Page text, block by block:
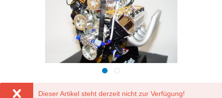
Dieser Artikel steht derzeit nicht zur Verfügung!